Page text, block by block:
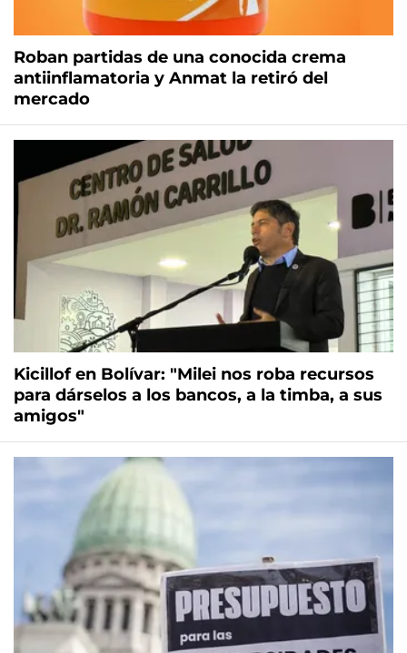
Roban partidas de una conocida crema
antiinflamatoria y Anmat la retiró del
mercado
Kicillof en Bolívar: "Milei nos roba recursos
para dárselos a los bancos, a la timba, a sus
amigos"